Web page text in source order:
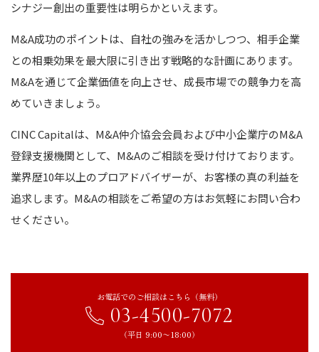
シナジー創出の重要性は明らかといえます。
M&A成功のポイントは、自社の強みを活かしつつ、相手企業
との相乗効果を最大限に引き出す戦略的な計画にあります。
M&Aを通じて企業価値を向上させ、成長市場での競争力を高
めていきましょう。
CINC Capitalは、M&A仲介協会会員および中小企業庁のM&A
登録支援機関として、M&Aのご相談を受け付けております。
業界歴10年以上のプロアドバイザーが、お客様の真の利益を
追求します。M&Aの相談をご希望の方はお気軽にお問い合わ
せください。
お電話でのご相談はこちら（無料）
03-4500-7072
（平日 9:00〜18:00）